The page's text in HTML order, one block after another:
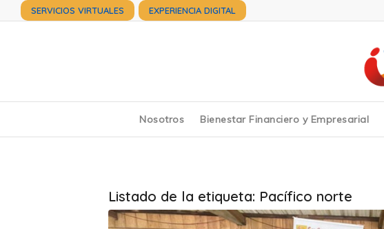
SERVICIOS VIRTUALES EXPERIENCIA DIGITAL
Nosotros Bienestar Financiero y Empresarial
Listado de la etiqueta: Pacífico norte